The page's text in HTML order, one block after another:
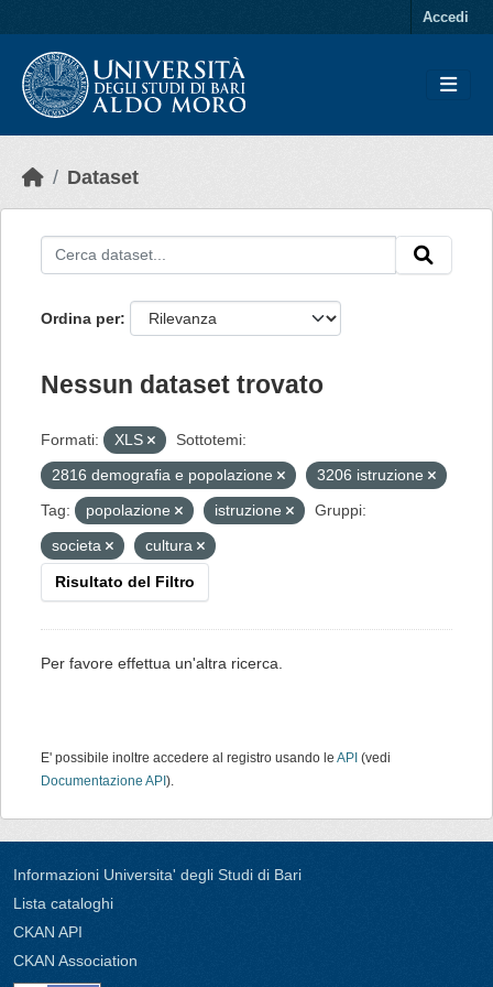
Accedi
Dataset
Ordina per
Nessun dataset trovato
Formati: XLS
Sottotemi:
2816 demografia e popolazione
3206 istruzione
Tag:
popolazione istruzione
Gruppi:
societa
cultura
Risultato del Filtro
Per favore effettua un'altra ricerca.
E' possibile inoltre accedere al registro usando le API (vedi
Documentazione API ).
Informazioni Universita' degli Studi di Bari
Lista cataloghi
CKAN API
CKAN Association